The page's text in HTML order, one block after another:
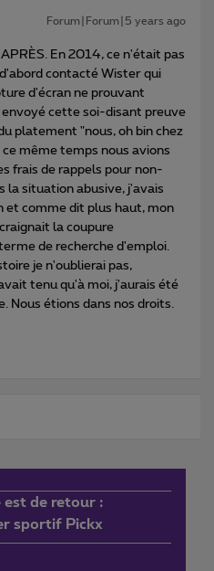
Forum|Forum|5 years ago
En 2014, ce n'était pas
contacté Wister qui
d'écran ne prouvant
cette soi-disant preuve
platement "nous, oh bin chez
même temps nous avions
frais de rappels pour non-
la situation abusive, j'avais
et comme dit plus haut, mon
la coupure
de recherche d'emploi.
je n'oublierai pas,
tenu qu'à moi, j'aurais été
Nous étions dans nos droits.
est de retour :
sportif Pickx